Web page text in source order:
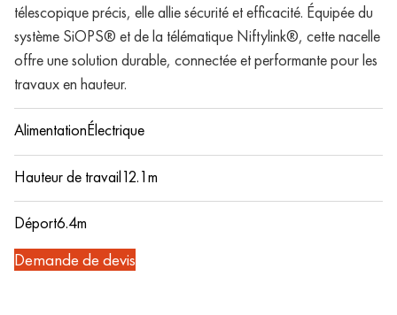
télescopique précis, elle allie sécurité et efficacité. Équipée du
système SiOPS® et de la télématique Niftylink®, cette nacelle
offre une solution durable, connectée et performante pour les
travaux en hauteur.
AlimentationÉlectrique
Hauteur de travail12.1m
Déport6.4m
Demande de devis